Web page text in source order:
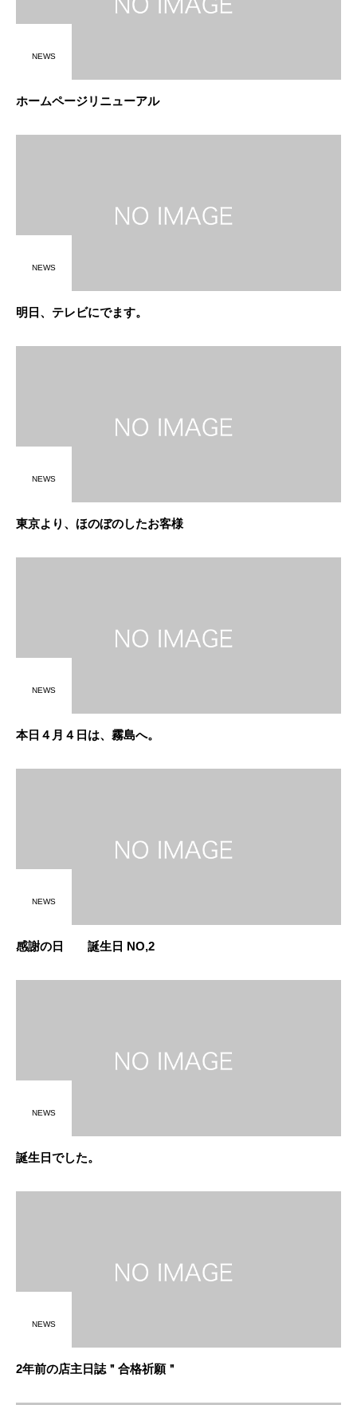
NEWS
ホームページリニューアル
NEWS
明日、テレビにでます。
NEWS
東京より、ほのぼのしたお客様
NEWS
本日４月４日は、霧島へ。
NEWS
感謝の日 誕生日 NO,2
NEWS
誕生日でした。
NEWS
2年前の店主日誌＂合格祈願＂